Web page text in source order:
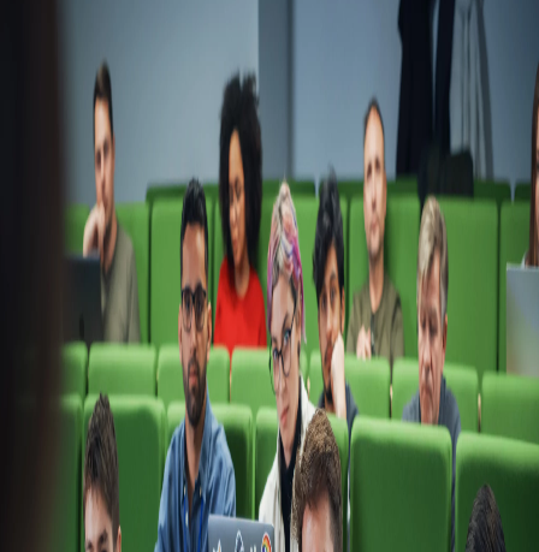
Atendimento (21) 2574 8888
Conclua sua Matrícula
INSCREVA-SE SOLICITE INFORMAÇÕES
ÁREA DO ALUNO LOGIN